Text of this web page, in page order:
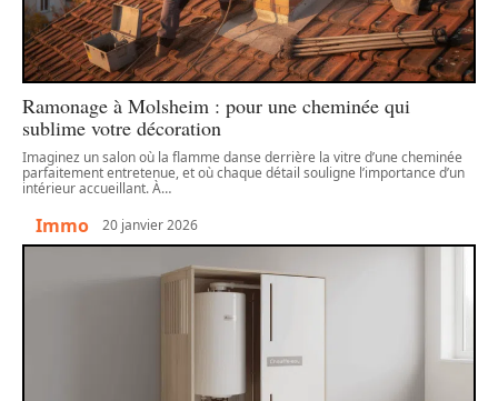
Ramonage à Molsheim : pour une cheminée qui
sublime votre décoration
Imaginez un salon où la flamme danse derrière la vitre d’une cheminée
parfaitement entretenue, et où chaque détail souligne l’importance d’un
intérieur accueillant. À…
Immo 20 janvier 2026